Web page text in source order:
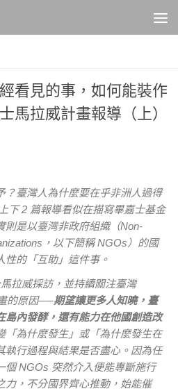
看見的事，如何能裝作
馬拉威計畫報導（上）
？臺灣人為什麼要在乎非洲人過得
下 2 篇報導看似在描寫畢嘉士基金
則是以臺灣非政府組織（Non-
，以下簡稱 NGOs）的國
性的「互助」這件事。
拉威採訪，並持續關注臺灣
的原因──期望讓更多人知曉，臺
島內發酵，還有能力在他國創造改
「為什麼發生」或「為什麼發生在
執行過程與結果是否盡心。因為任
個 NGOs 突然介入便能專斷施行
力，不分國界齊心推動，始能催